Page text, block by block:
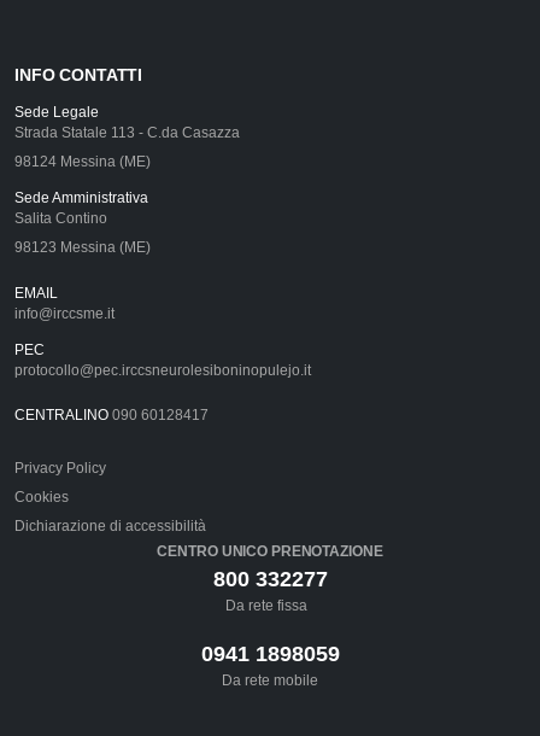
INFO CONTATTI
Sede Legale
Strada Statale 113 - C.da Casazza
98124 Messina (ME)
Sede Amministrativa
Salita Contino
98123 Messina (ME)
EMAIL
info@irccsme.it
PEC
protocollo@pec.irccsneurolesiboninopulejo.it
CENTRALINO 090 60128417
Privacy Policy
Cookies
Dichiarazione di accessibilità
CENTRO UNICO PRENOTAZIONE
800 332277
Da rete fissa
0941 1898059
Da rete mobile